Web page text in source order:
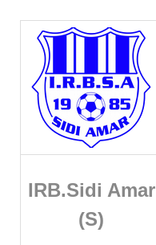
IRB.Sidi Amar
(S)